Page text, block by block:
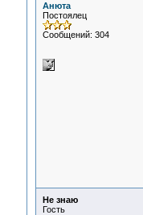
Анюта
Постоялец
Сообщений: 304
Не знаю
Гость